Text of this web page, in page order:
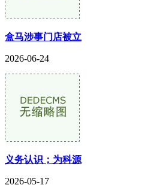
盒马涉事门店被立
2026-06-24
义务认识；为科源
2026-05-17